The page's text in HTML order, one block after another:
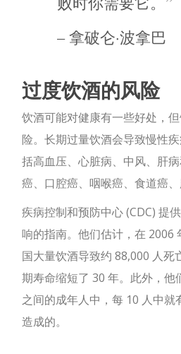
– 拿破仑·波拿巴
过度饮酒的风险
饮酒可能对健康有一些好处，
险。长期过量饮酒会导致慢性
括高血压、心脏病、中风、肝
癌、口腔癌、咽喉癌、食道癌、
疾病控制和预防中心 (CDC) 提
响的指南。他们估计，在 2006
国大量饮酒导致约 88,000 人死
期寿命缩短了 30 年。此外，他
之间的成年人中，每 10 人中就
造成的。